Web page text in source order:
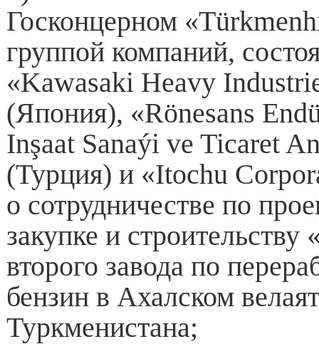
Госконцерном
группой компаний,
«Kawasaki Heavy
(Япония), «Rönesans
Inşaat Sanaýi ve Ticaret
(Турция) и «Itochu
о сотрудничестве по
закупке и строительству
второго завода по
бензин в Ахалском
Туркменистана;